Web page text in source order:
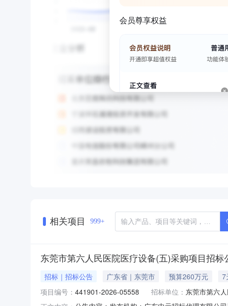
会员尊享权益
相关项目 999+
东莞市第六人民医院医疗设备(五)采购项目招标
招标｜招标公告 广东省｜东莞市 预算260万元 7
项目编号： 441901-2026-05558 招标单位： 东莞市第六